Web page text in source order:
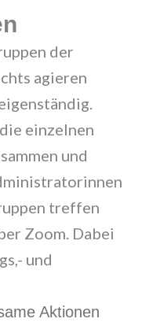
der
agieren
einzelnen
und
treffen
Zoom. Dabei
und
Aktionen